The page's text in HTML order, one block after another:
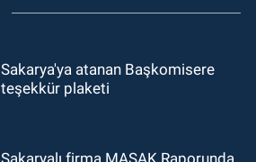
Sakarya'ya atanan Başkomisere
teşekkür plaketi
Sakaryalı firma MASAK Raporunda